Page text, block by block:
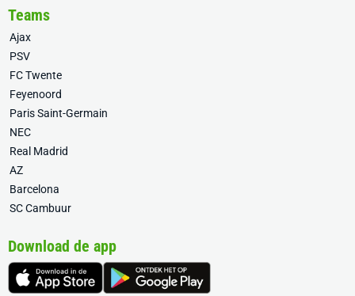
Teams
Ajax
PSV
FC Twente
Feyenoord
Paris Saint-Germain
NEC
Real Madrid
AZ
Barcelona
SC Cambuur
Download de app